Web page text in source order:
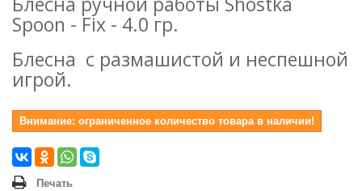
Spoon - Fix - 4.0 гр.
Блесна с размашистой и неспешной
игрой.
Внимание: ограниченное количество товара в наличии!
Печать